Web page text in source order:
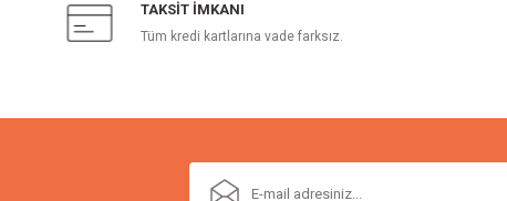
TAKSİT İMKANI
Tüm kredi kartlarına vade farksız.